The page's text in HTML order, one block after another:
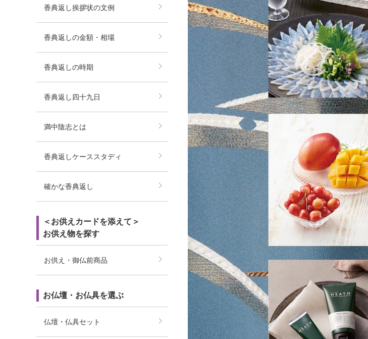
香典返し挨拶状の文例
香典返しの金額・相場
香典返しの時期
香典返し四十九日
満中陰志とは
香典返しケーススタディ
確かな香典返し
＜お供えカードを添えて＞
お供え物を探す
お供え・御仏前商品
お仏壇・お仏具を選ぶ
仏壇・仏具セット